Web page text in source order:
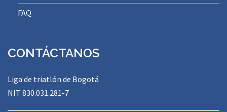
FAQ
CONTÁCTANOS
Liga de triatlón de Bogotá
NIT 830.031.281-7